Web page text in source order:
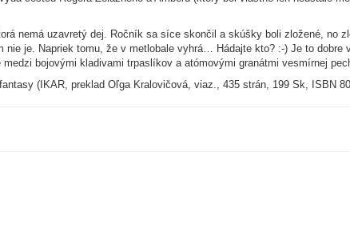
nemá uzavretý dej. Ročník sa síce skončil a skúšky boli zložené, no
je. Napriek tomu, že v metlobale vyhrá… Hádajte kto? :-) Je to dobre
bojovými kladivami trpaslíkov a atómovými granátmi vesmírnej
(IKAR, preklad Oľga Kralovičová, viaz., 435 strán, 199 Sk, ISBN